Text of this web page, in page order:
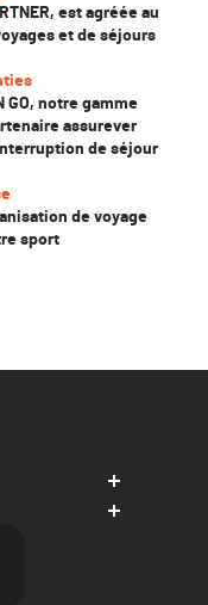
est agréée au
et de séjours
GO, notre gamme
assurever
de séjour
de voyage
sport